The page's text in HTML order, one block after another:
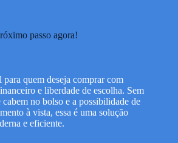
passo agora!
quem deseja comprar com
e liberdade de escolha. Sem
no bolso e a possibilidade de
à vista, essa é uma solução
e eficiente.